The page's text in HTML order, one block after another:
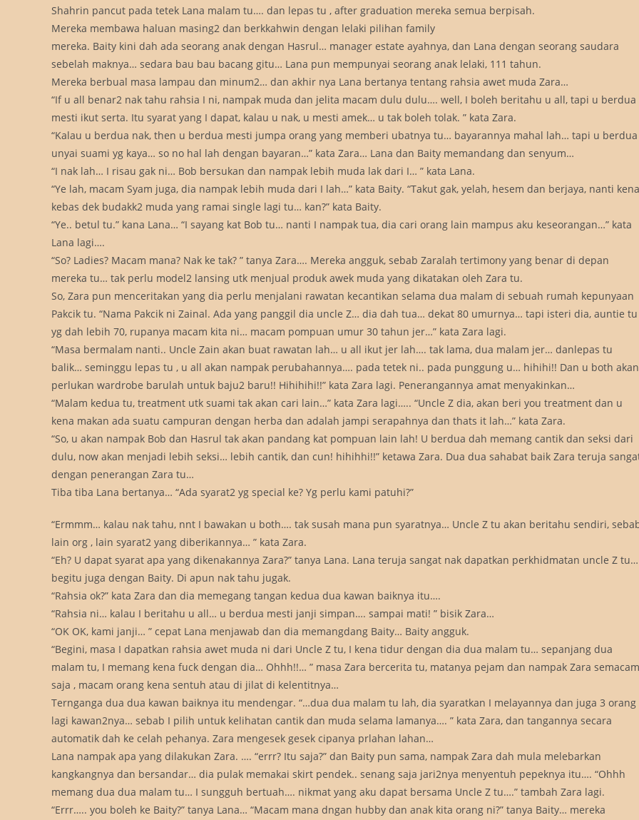
Shahrin pancut pada tetek Lana malam tu…. dan lepas tu , after graduation mereka semua berpisah.
Mereka membawa haluan masing2 dan berkkahwin dengan lelaki pilihan family
mereka. Baity kini dah ada seorang anak dengan Hasrul… manager estate ayahnya, dan Lana dengan seorang saudara
sebelah maknya… sedara bau bau bacang gitu… Lana pun mempunyai seorang anak lelaki, 111 tahun.
Mereka berbual masa lampau dan minum2… dan akhir nya Lana bertanya tentang rahsia awet muda Zara…
“If u all benar2 nak tahu rahsia I ni, nampak muda dan jelita macam dulu dulu…. well, I boleh beritahu u all, tapi u berdua
mesti ikut serta. Itu syarat yang I dapat, kalau u nak, u mesti amek… u tak boleh tolak. ” kata Zara.
“Kalau u berdua nak, then u berdua mesti jumpa orang yang memberi ubatnya tu… bayarannya mahal lah… tapi u berdua
unyai suami yg kaya… so no hal lah dengan bayaran…” kata Zara… Lana dan Baity memandang dan senyum…
“I nak lah… I risau gak ni… Bob bersukan dan nampak lebih muda lak dari I… ” kata Lana.
“Ye lah, macam Syam juga, dia nampak lebih muda dari I lah…” kata Baity. “Takut gak, yelah, hesem dan berjaya, nanti kena
kebas dek budakk2 muda yang ramai single lagi tu… kan?” kata Baity.
“Ye.. betul tu.” kana Lana… “I sayang kat Bob tu… nanti I nampak tua, dia cari orang lain mampus aku keseorangan…” kata
Lana lagi….
“So? Ladies? Macam mana? Nak ke tak? ” tanya Zara…. Mereka angguk, sebab Zaralah tertimony yang benar di depan
mereka tu… tak perlu model2 lansing utk menjual produk awek muda yang dikatakan oleh Zara tu.
So, Zara pun menceritakan yang dia perlu menjalani rawatan kecantikan selama dua malam di sebuah rumah kepunyaan
Pakcik tu. “Nama Pakcik ni Zainal. Ada yang panggil dia uncle Z… dia dah tua… dekat 80 umurnya… tapi isteri dia, auntie tu
yg dah lebih 70, rupanya macam kita ni… macam pompuan umur 30 tahun jer…” kata Zara lagi.
“Masa bermalam nanti.. Uncle Zain akan buat rawatan lah… u all ikut jer lah…. tak lama, dua malam jer… danlepas tu
balik… seminggu lepas tu , u all akan nampak perubahannya…. pada tetek ni.. pada punggung u… hihihi!! Dan u both akan
perlukan wardrobe barulah untuk baju2 baru!! Hihihihi!!” kata Zara lagi. Penerangannya amat menyakinkan…
“Malam kedua tu, treatment utk suami tak akan cari lain…” kata Zara lagi….. “Uncle Z dia, akan beri you treatment dan u
kena makan ada suatu campuran dengan herba dan adalah jampi serapahnya dan thats it lah…” kata Zara.
“So, u akan nampak Bob dan Hasrul tak akan pandang kat pompuan lain lah! U berdua dah memang cantik dan seksi dari
dulu, now akan menjadi lebih seksi… lebih cantik, dan cun! hihihhi!!” ketawa Zara. Dua dua sahabat baik Zara teruja
dengan penerangan Zara tu…
Tiba tiba Lana bertanya… “Ada syarat2 yg special ke? Yg perlu kami patuhi?”
“Ermmm… kalau nak tahu, nnt I bawakan u both…. tak susah mana pun syaratnya… Uncle Z tu akan beritahu sendiri,
lain org , lain syarat2 yang diberikannya… ” kata Zara.
“Eh? U dapat syarat apa yang dikenakannya Zara?” tanya Lana. Lana teruja sangat nak dapatkan perkhidmatan uncle Z
begitu juga dengan Baity. Di apun nak tahu jugak.
“Rahsia ok?” kata Zara dan dia memegang tangan kedua dua kawan baiknya itu….
“Rahsia ni… kalau I beritahu u all… u berdua mesti janji simpan…. sampai mati! ” bisik Zara…
“OK OK, kami janji… ” cepat Lana menjawab dan dia memangdang Baity… Baity angguk.
“Begini, masa I dapatkan rahsia awet muda ni dari Uncle Z tu, I kena tidur dengan dia dua malam tu… sepanjang dua
malam tu, I memang kena fuck dengan dia… Ohhh!!… ” masa Zara bercerita tu, matanya pejam dan nampak Zara semacam
saja , macam orang kena sentuh atau di jilat di kelentitnya…
Ternganga dua dua kawan baiknya itu mendengar. “…dua dua malam tu lah, dia syaratkan I melayannya dan juga 3 orang
lagi kawan2nya… sebab I pilih untuk kelihatan cantik dan muda selama lamanya…. ” kata Zara, dan tangannya secara
automatik dah ke celah pehanya. Zara mengesek gesek cipanya prlahan lahan…
Lana nampak apa yang dilakukan Zara. …. “errr? Itu saja?” dan Baity pun sama, nampak Zara dah mula melebarkan
kangkangnya dan bersandar… dia pulak memakai skirt pendek.. senang saja jari2nya menyentuh pepeknya itu…. “Ohhh
memang dua dua malam tu… I sungguh bertuah…. nikmat yang aku dapat bersama Uncle Z tu….” tambah Zara lagi.
“Errr….. you boleh ke Baity?” tanya Lana… “Macam mana dngan hubby dan anak kita orang ni?” tanya Baity… mereka